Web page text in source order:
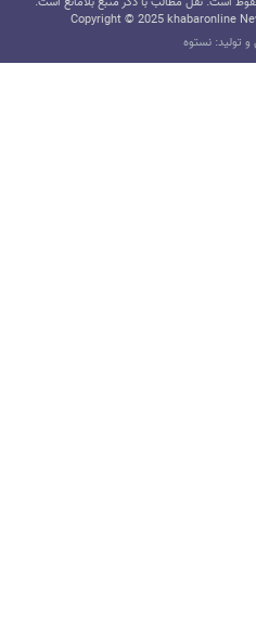
Copyright © 2025 khabaronline
تولید: نستوه